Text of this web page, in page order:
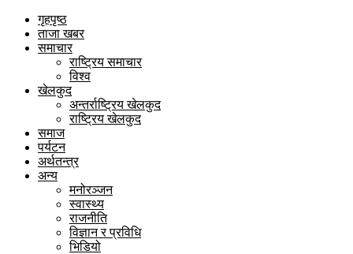
गृहपृष्ठ
ताजा खबर
समाचार
राष्ट्रिय समाचार
विश्व
खेलकुद
अन्तर्राष्ट्रिय खेलकुद
राष्ट्रिय खेलकुद
समाज
पर्यटन
अर्थतन्त्र
अन्य
मनोरञ्जन
स्वास्थ्य
राजनीति
विज्ञान र प्रविधि
भिडियो